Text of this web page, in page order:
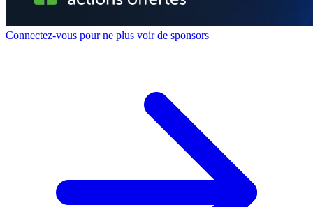
Connectez-vous pour ne plus voir de sponsors